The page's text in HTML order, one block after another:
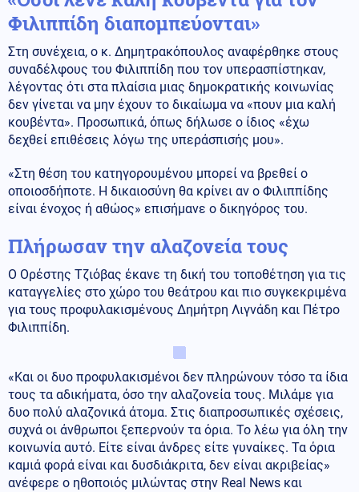
Φιλιππίδη διαπομπεύονται»
Στη συνέχεια, ο κ. Δημητρακόπουλος αναφέρθηκε στους
συναδέλφους του Φιλιππίδη που τον υπερασπίστηκαν,
λέγοντας ότι στα πλαίσια μιας δημοκρατικής κοινωνίας
δεν γίνεται να μην έχουν το δικαίωμα να «πουν μια καλή
κουβέντα». Προσωπικά, όπως δήλωσε ο ίδιος «έχω
δεχθεί επιθέσεις λόγω της υπεράσπισής μου».
«Στη θέση του κατηγορουμένου μπορεί να βρεθεί ο
οποιοσδήποτε. Η δικαιοσύνη θα κρίνει αν ο Φιλιππίδης
είναι ένοχος ή αθώος» επισήμανε ο δικηγόρος του.
Πλήρωσαν την αλαζονεία τους
Ο Ορέστης Τζιόβας έκανε τη δική του τοποθέτηση για τις
καταγγελίες στο χώρο του θεάτρου και πιο συγκεκριμένα
για τους προφυλακισμένους Δημήτρη Λιγνάδη και Πέτρο
Φιλιππίδη.
«Και οι δυο προφυλακισμένοι δεν πληρώνουν τόσο τα ίδια
τους τα αδικήματα, όσο την αλαζονεία τους. Μιλάμε για
δυο πολύ αλαζονικά άτομα. Στις διαπροσωπικές σχέσεις,
συχνά οι άνθρωποι ξεπερνούν τα όρια. Το λέω για όλη την
κοινωνία αυτό. Είτε είναι άνδρες είτε γυναίκες. Τα όρια
καμιά φορά είναι και δυσδιάκριτα, δεν είναι ακριβείας»
ανέφερε ο ηθοποιός μιλώντας στην Real News και